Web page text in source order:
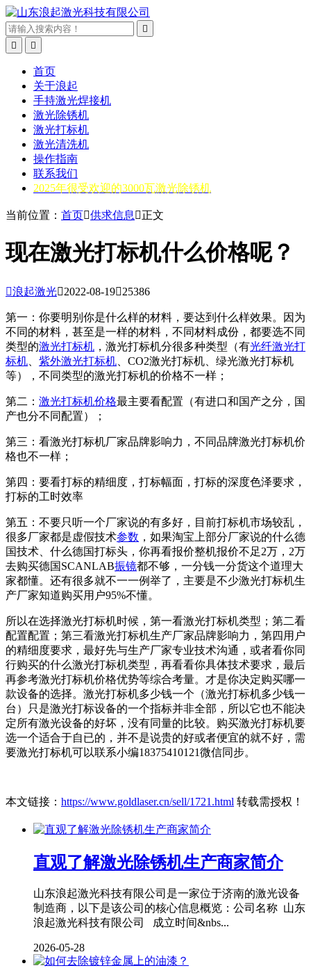



首页
关于浪起
手持激光焊接机
激光除锈机
激光打标机
激光清洗机
操作指南
联系我们
2025年很受欢迎的3000瓦激光除锈机
当前位置： 首页供求信息 正文
现在激光打标机什么价格呢？
浪起激光2022-08-1925386
第一：你要明别你是什么样的材料，要达到什么样效果。因为
不同的材料，甚至是一样的材料，不同材料成份，都要选不同
类型的激光打标机 ，激光打标机分很多种类型（有光纤激光打
标机
紫外激光打标机 、CO2激光打标机、绿光激光打标机
等），不同类型的激光打标机的价格不一样；
第二： 激光打标机价格最主要看配置（有进口和国产之分，国
产也分不同配置）；
第三：看激光打标机厂家品牌影响力，不同品牌激光打标机价
格也不一样；
第四：要看打标的精细度，打标幅面，打标的深度色泽要求，
打标的工时效率
第五：不要只听一个厂家说的有多好，目前打标机市场较乱，
很多厂家都是虚假技术参数 ，如果淘宝上部分厂家说的什么德
国技术、什么德国打标头，你再看报价整机报价不足2万，2万
去购买德国SCANLAB振镜都不够，一分钱一分货这个道理大
家都懂。还有很多就不一一例举了，主要是不少激光打标机生
产厂家知道购买用户95%不懂。
所以在选择激光打标机时候，第一看激光打标机类型；第二看
配置配置；第三看激光打标机生产厂家品牌影响力，第四用户
的精细度要求，最好先与生产厂家专业技术沟通，或者看你同
行购买的什么激光打标机类型，再看看你具体技术要求，最后
再参考激光打标机价格优势等综合考量。才是你决定购买哪一
款设备的选择。激光打标机多少钱一个（激光打标机多少钱一
台）只是激光打标设备的一个指标并非全部，所以它也不能决
定所有激光设备的好坏，没有同量的比较。购买激光打标机要
选一个适合于自已的，并不是说贵的好或者便宜的就不好，需
要激光打标机可以联系小编18375410121微信同步。
本文链接： https://www.goldlaser.cn/sell/1721.html 转载需授权！
直观了解激光除锈机生产商家简介
山东浪起激光科技有限公司是一家位于济南的激光设备
制造商，以下是该公司的核心信息概览：公司名称 山东
浪起激光科技有限公司 成立时间&nbs...
2026-05-28